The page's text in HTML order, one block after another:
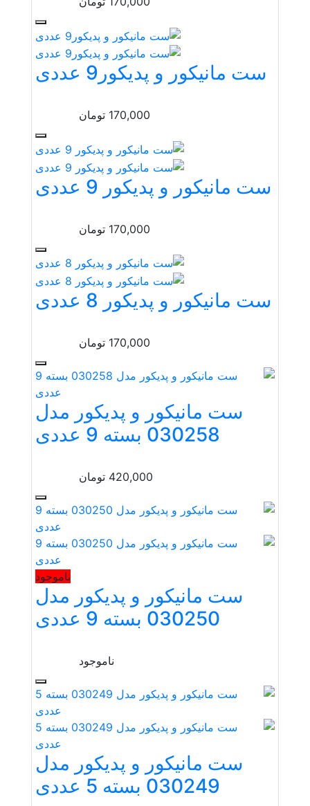
ست مانیکور و پدیکور9 عددی
170,000 تومان
ست مانیکور و پدیکور 9 عددی
170,000 تومان
ست مانیکور و پدیکور 8 عددی
170,000 تومان
ست مانیکور و پدیکور مدل
030258 بسته 9 عددی
420,000 تومان
ناموجود
ست مانیکور و پدیکور مدل
030250 بسته 9 عددی
ناموجود
ست مانیکور و پدیکور مدل
030249 بسته 5 عددی